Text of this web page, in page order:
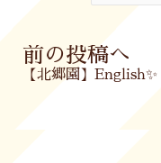
Prev
前の投稿へ
【北郷園】English✨